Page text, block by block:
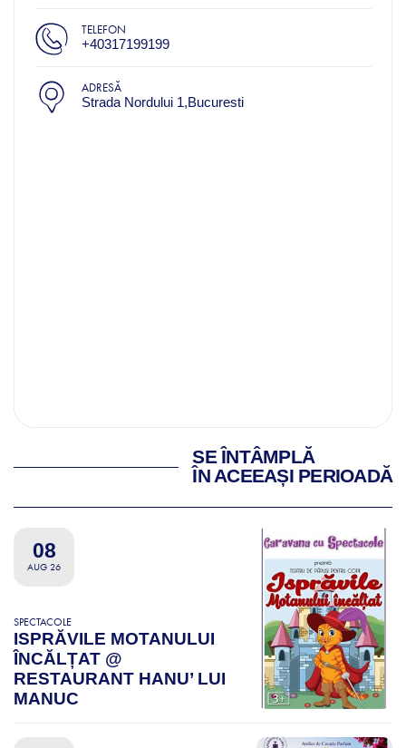
TELEFON
+40317199199
ADRESĂ
Strada Nordului 1,Bucuresti
SE ÎNTÂMPLĂ
ÎN ACEEAȘI PERIOADĂ
08
AUG 26
SPECTACOLE
ISPRĂVILE MOTANULUI
ÎNCĂLȚAT @
RESTAURANT HANU’ LUI
MANUC